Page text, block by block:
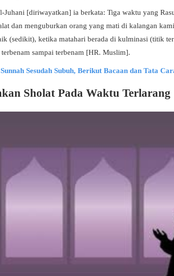
Juhani [diriwayatkan] ia berkata: Tiga waktu yang
dan menguburkan orang yang mati di kalangan
(sedikit), ketika matahari berada di kulminasi (titik
sampai terbenam [HR. Muslim].
Sesudah Subuh, Berikut Bacaan dan Tata
Sholat Pada Waktu Terlarang